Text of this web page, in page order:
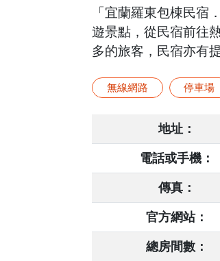
「宜蘭羅東包棟民宿
遊景點，從民宿前往
多的旅客，民宿亦有
無線網路 停車場
地址：
電話或手機：
傳真：
官方網站：
總房間數：